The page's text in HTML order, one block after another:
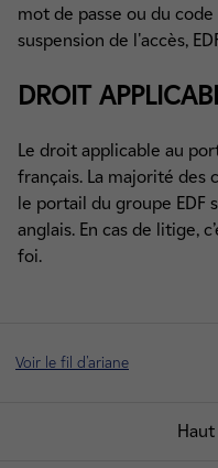
mot de passe ou du
suspension de l'accès,
DROIT
Le droit applicable au
français. La majorité des
le portail du groupe EDF
anglais. En cas de litige,
foi.
Voir le fil d'ariane